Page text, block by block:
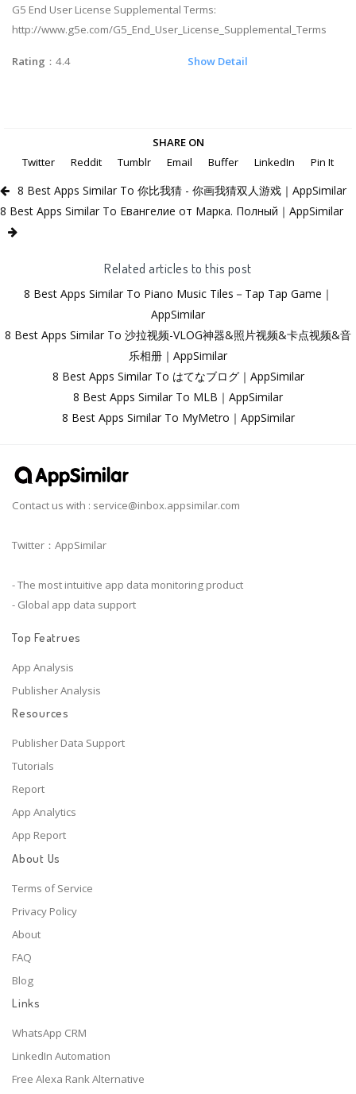
G5 End User License Supplemental Terms:
http://www.g5e.com/G5_End_User_License_Supplemental_Terms
Rating ：4.4 Show Detail
SHARE ON
Twitter
Reddit Tumblr Email Buffer LinkedIn Pin It
8 Best Apps Similar To 你比我猜 - 你画我猜双人游戏｜AppSimilar
8 Best Apps Similar To Евангелие от Марка. Полный｜AppSimilar
Related articles to this post
8 Best Apps Similar To Piano Music Tiles－Tap Tap Game｜
AppSimilar
8 Best Apps Similar To 沙拉视频-VLOG神器&照片视频&卡点视频&音
乐相册｜AppSimilar
8 Best Apps Similar To はてなブログ｜AppSimilar
8 Best Apps Similar To MLB｜AppSimilar
8 Best Apps Similar To MyMetro｜AppSimilar
Contact us with : service@inbox.appsimilar.com
Twitter：AppSimilar
- The most intuitive app data monitoring product
- Global app data support
Top Featrues
App Analysis
Publisher Analysis
Resources
Publisher Data Support
Tutorials
Report
App Analytics
App Report
About Us
Terms of Service
Privacy Policy
About
FAQ
Blog
Links
WhatsApp CRM
LinkedIn Automation
Free Alexa Rank Alternative